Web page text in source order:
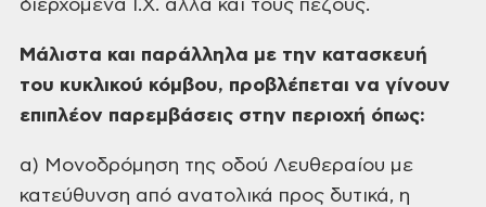
διερχόμενα Ι.Χ. αλλά και τους πεζούς.
Μάλιστα και παράλληλα με την κατασκευή
του κυκλικού κόμβου, προβλέπεται να γίνουν
επιπλέον παρεμβάσεις στην περιοχή όπως:
α) Μονοδρόμηση της οδού Λευθεραίου με
κατεύθυνση από ανατολικά προς δυτικά, η